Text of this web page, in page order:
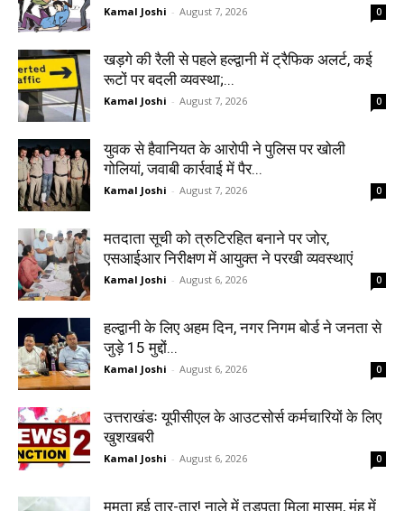
Kamal Joshi - August 7, 2026 0
खड़गे की रैली से पहले हल्द्वानी में ट्रैफिक अलर्ट, कई
रूटों पर बदली व्यवस्था;...
Kamal Joshi - August 7, 2026 0
युवक से हैवानियत के आरोपी ने पुलिस पर खोली
गोलियां, जवाबी कार्रवाई में पैर...
Kamal Joshi - August 7, 2026 0
मतदाता सूची को त्रुटिरहित बनाने पर जोर,
एसआईआर निरीक्षण में आयुक्त ने परखी व्यवस्थाएं
Kamal Joshi - August 6, 2026 0
हल्द्वानी के लिए अहम दिन, नगर निगम बोर्ड ने जनता से
जुड़े 15 मुद्दों...
Kamal Joshi - August 6, 2026 0
उत्तराखंडः यूपीसीएल के आउटसोर्स कर्मचारियों के लिए
खुशखबरी
Kamal Joshi - August 6, 2026 0
ममता हुई तार-तार! नाले में तड़पता मिला मासूम, मुंह में